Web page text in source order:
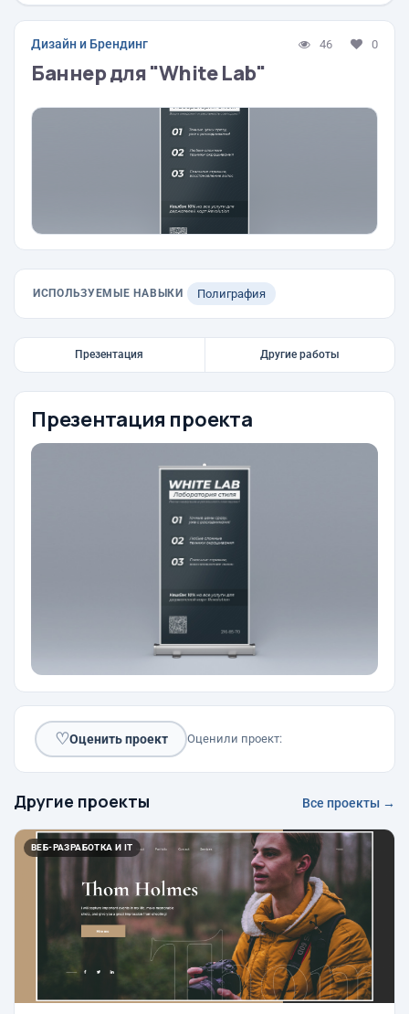
Дизайн и Брендинг 46 0
Баннер для "White Lab"
ИСПОЛЬЗУЕМЫЕ НАВЫКИ Полиграфия
Презентация Другие работы
Презентация проекта
♡Оценить проект Оценили проект:
Другие проекты Все проекты →
ВЕБ-РАЗРАБОТКА И IT